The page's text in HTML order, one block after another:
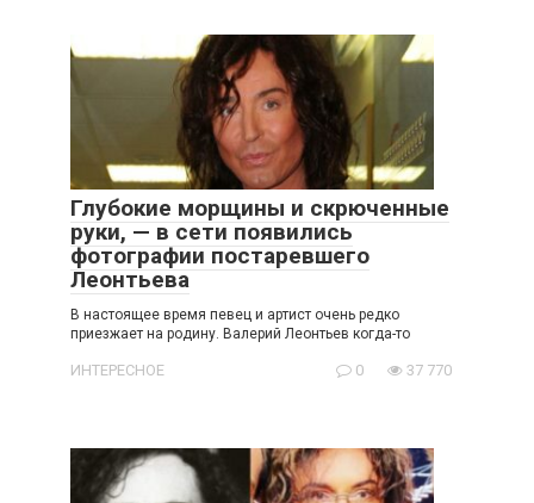
Глубокие морщины и скрюченные
руки, — в сети появились
фотографии постаревшего
Леонтьева
В настоящее время певец и артист очень редко
приезжает на родину. Валерий Леонтьев когда-то
ИНТЕРЕСНОЕ 0 37 770